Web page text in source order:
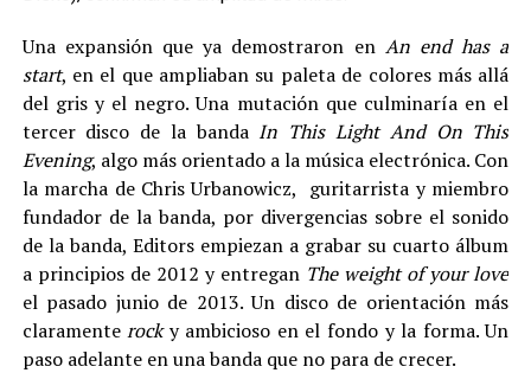
Una expansión que ya demostraron en An end has a
start, en el que ampliaban su paleta de colores más allá
del gris y el negro. Una mutación que culminaría en el
tercer disco de la banda In This Light And On This
Evening, algo más orientado a la música electrónica. Con
la marcha de Chris Urbanowicz, guritarrista y miembro
fundador de la banda, por divergencias sobre el sonido
de la banda, Editors empiezan a grabar su cuarto álbum
a principios de 2012 y entregan The weight of your love
el pasado junio de 2013. Un disco de orientación más
claramenterocky ambicioso en el fondo y la forma. Un
paso adelante en una banda que no para de crecer.